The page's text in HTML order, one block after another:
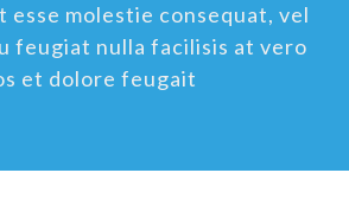
molestie consequat, vel
feugiat nulla facilisis at vero
et dolore feugait